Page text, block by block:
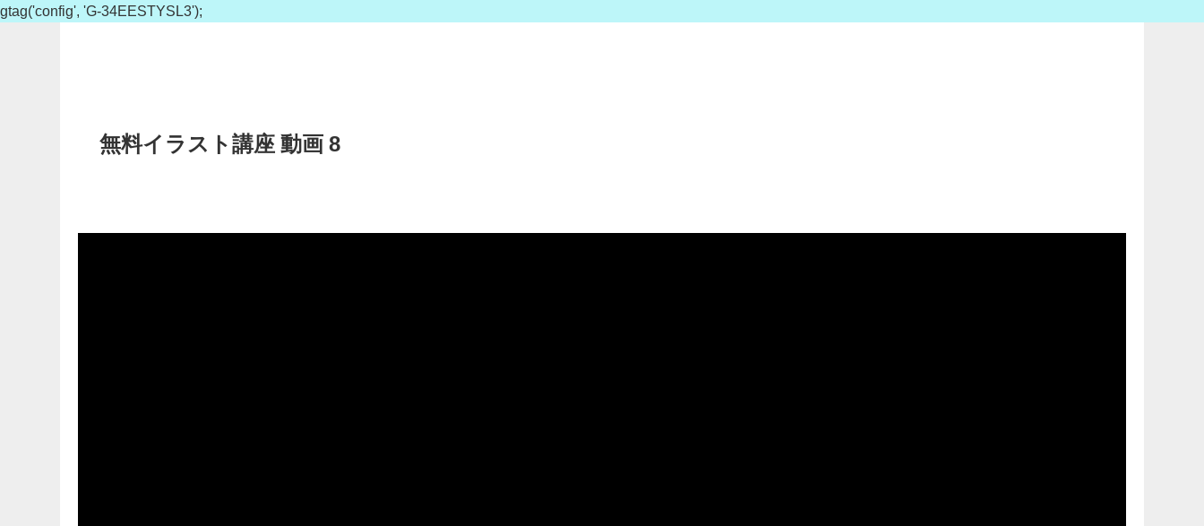
gtag('config', 'G-34EESTYSL3');
無料イラスト講座 動画 8